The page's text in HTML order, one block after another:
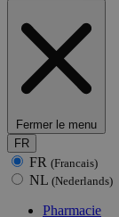
Fermer le menu
FR
FR (Francais)
NL (Nederlands)
Pharmacie